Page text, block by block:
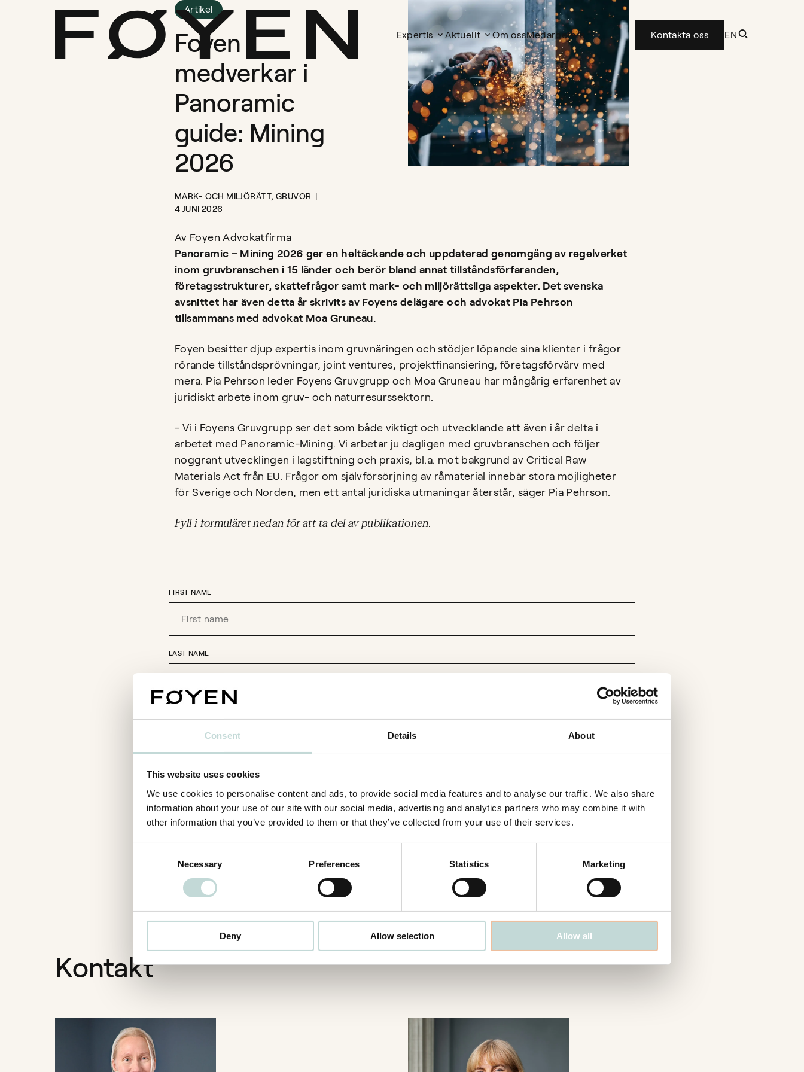
Consent Details About
This website uses cookies
We use cookies to personalise content and ads, to provide social media features and to analyse our traffic. We also share
information about your use of our site with our social media, advertising and analytics partners who may combine it with
other information that you’ve provided to them or that they’ve collected from your use of their services.
Necessary Preferences Statistics Marketing
Deny Allow selection Allow all
Expertis Aktuellt Om ossMedarbetare Kontakta oss EN
Artikel
Foyen
medverkar i
Panoramic
guide: Mining
2026
MARK- OCH MILJÖRÄTT, GRUVOR
4 JUNI 2026
Av Foyen Advokatfirma
Panoramic – Mining 2026 ger en heltäckande och uppdaterad genomgång av regelverket
inom gruvbranschen i 15 länder och berör bland annat tillståndsförfaranden,
företagsstrukturer, skattefrågor samt mark- och miljörättsliga aspekter. Det svenska
avsnittet har även detta år skrivits av Foyens delägare och advokat Pia Pehrson
tillsammans med advokat Moa Gruneau.
Foyen besitter djup expertis inom gruvnäringen och stödjer löpande sina klienter i frågor
rörande tillståndsprövningar, joint ventures, projektfinansiering, företagsförvärv med
mera. Pia Pehrson leder Foyens Gruvgrupp och Moa Gruneau har mångårig erfarenhet av
juridiskt arbete inom gruv- och naturresurssektorn.
- Vi i Foyens Gruvgrupp ser det som både viktigt och utvecklande att även i år delta i
arbetet med Panoramic-Mining. Vi arbetar ju dagligen med gruvbranschen och följer
noggrant utvecklingen i lagstiftning och praxis, bl.a. mot bakgrund av Critical Raw
Materials Act från EU. Frågor om självförsörjning av råmaterial innebär stora möjligheter
för Sverige och Norden, men ett antal juridiska utmaningar återstår, säger Pia Pehrson.
Fyll i formuläret nedan för att ta del av publikationen.
FIRST NAME
LAST NAME
EMAIL*
Kontakt